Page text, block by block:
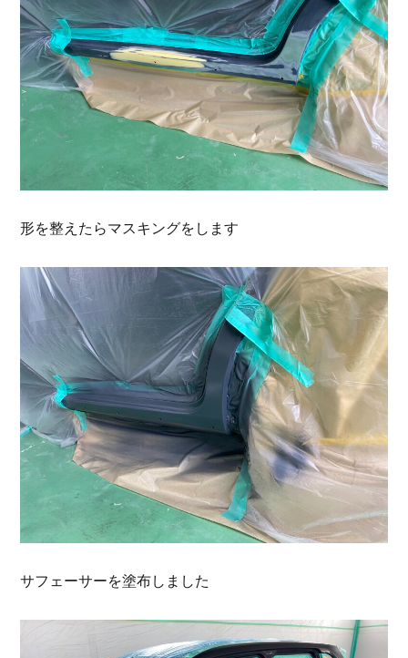
形を整えたらマスキングをします
サフェーサーを塗布しました